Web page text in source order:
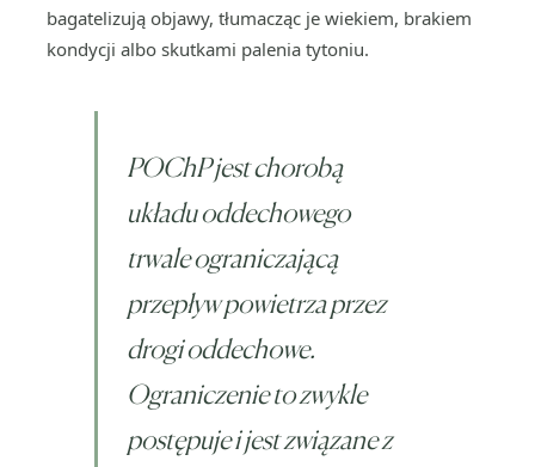
bagatelizują objawy, tłumacząc je wiekiem, brakiem
kondycji albo skutkami palenia tytoniu.
POChP jest chorobą
układu oddechowego
trwale ograniczającą
przepływ powietrza przez
drogi oddechowe.
Ograniczenie to zwykle
postępuje i jest związane z